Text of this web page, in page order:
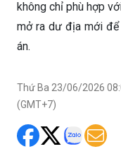
không chỉ phù hợp
mở ra dư địa mới để
án.
Thứ Ba 23/06/2026
(GMT+7)